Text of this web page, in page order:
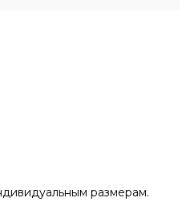
размерам.